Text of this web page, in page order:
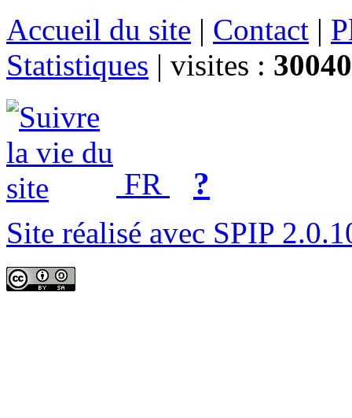
Accueil du site | Contact |
Statistiques | visites :
FR ?
Site réalisé avec SPIP